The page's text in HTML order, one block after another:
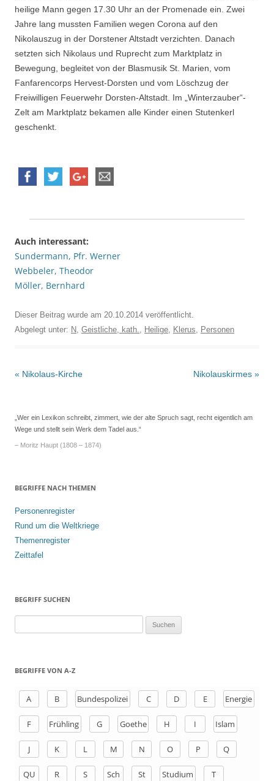
heilige Mann gegen 17.30 Uhr an der Promenade ein. Zwei
Jahre lang mussten Familien wegen Corona auf den
Nikolauszug in der Dorstener Altstadt verzichten. Danach
setzten sich Nikolaus und Ruprecht zum Marktplatz in
Bewegung, begleitet von der Blasmusik St. Marien, vom
Fanfarencorps Hervest-Dorsten und vom Löschzug der
Freiwilligen Feuerwehr Dorsten-Altstadt. Im „Winterzauber“-
Zelt am Marktplatz bekamen alle Kinder einen Stutenkerl
geschenkt.
Auch interessant:
Sundermann, Pfr. Werner
Webbeler, Theodor
Möller, Bernhard
Dieser Beitrag wurde am 20.10.2014 veröffentlicht.
Abgelegt unter: N Geistliche, kath. Heilige Klerus Personen
Beitrags-
« Nikolaus-Kirche Nikolauskirmes »
„Wer ein Lexikon schreibt, zimmert, wie der alte Spruch sagt, recht eigentlich am
Wege und stellt sein Werk dem Tadel aus.“
– Moritz Haupt (1808 – 1874)
BEGRIFFE NACH THEMEN
Personenregister
Rund um die Weltkriege
Themenregister
Zeittafel
BEGRIFF SUCHEN
h
BEGRIFFE VON A-Z
A B Bundespolizei C D E Energie
F Frühling G Goethe H I Islam
J K L M N O P Q
QU R S Sch St Studium T